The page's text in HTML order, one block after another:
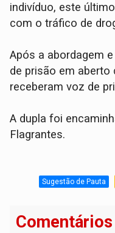
indivíduo, este
com o tráfico de
​Após a abordagem
de prisão em aberto
receberam voz de
A dupla foi
Flagrantes.
Sugestão de Pauta
Comentários